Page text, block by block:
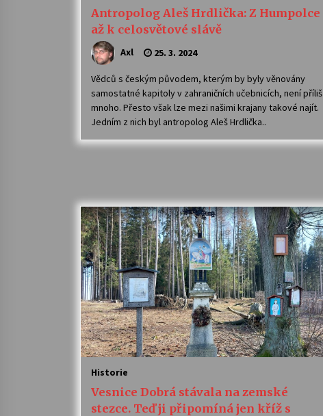
Antropolog Aleš Hrdlička: Z Humpolce
až k celosvětové slávě
Axl 25. 3. 2024
Vědců s českým původem, kterým by byly věnovány
samostatné kapitoly v zahraničních učebnicích, není příliš
mnoho. Přesto však lze mezi našimi krajany takové najít.
Jedním z nich byl antropolog Aleš Hrdlička..
Historie
Vesnice Dobrá stávala na zemské
stezce. Teď ji připomíná jen kříž s